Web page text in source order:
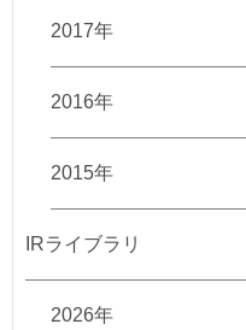
2017年
2016年
2015年
IRライブラリ
2026年